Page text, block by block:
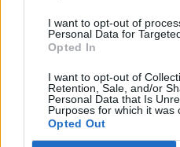
I want to opt-out of
Personal Data for
Opted In
I want to opt-out of
Retention, Sale, and/or
Personal Data that Is
Purposes for which it was
Opted Out
Buvote įvykio vietoje?
medžiagos? Pasidalinkite
avarija Panevėžys